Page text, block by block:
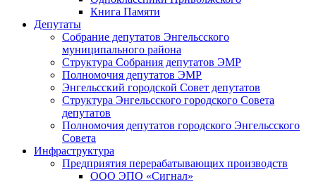
Книга Памяти
Депутаты
Собрание депутатов Энгельсского
муниципального района
Структура Собрания депутатов ЭМР
Полномочия депутатов ЭМР
Энгельсский городской Совет депутатов
Структура Энгельсского городского Совета
депутатов
Полномочия депутатов городского Энгельсского
Совета
Инфраструктура
Предприятия перерабатывающих производств
ООО ЭПО «Сигнал»